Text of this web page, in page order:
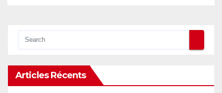
Articles Récents